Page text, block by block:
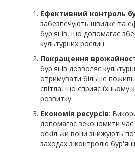
Ефективний контроль
забезпечують швидке та
бур'янів, що допомагає
культурних рослин.
Покращення
бур'янів дозволяє
отримувати більше
світла, що сприяє їхньому
розвитку.
Економія ресурсів:
допомагає зекономити час
оскільки вони знижують
заходах з контролю